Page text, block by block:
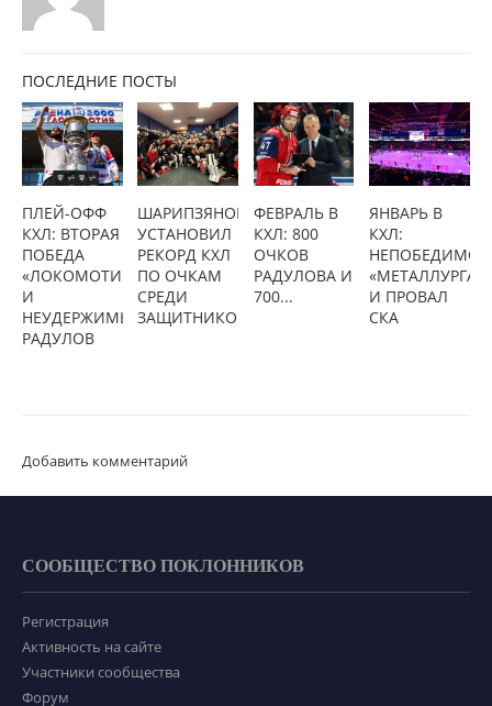
ПОСЛЕДНИЕ ПОСТЫ
ПЛЕЙ-ОФФ
КХЛ: ВТОРАЯ
ПОБЕДА
«ЛОКОМОТИВА»
И
НЕУДЕРЖИМЫЙ
РАДУЛОВ
ШАРИПЗЯНОВ
УСТАНОВИЛ
РЕКОРД КХЛ
ПО ОЧКАМ
СРЕДИ
ЗАЩИТНИКОВ
ФЕВРАЛЬ В
КХЛ: 800
ОЧКОВ
РАДУЛОВА И
700...
ЯНВАРЬ В
КХЛ:
«МЕТАЛЛУРГА»
И ПРОВАЛ
СКА
Добавить комментарий
СООБЩЕСТВО ПОКЛОННИКОВ
Регистрация
Активность на сайте
Участники сообщества
Форум